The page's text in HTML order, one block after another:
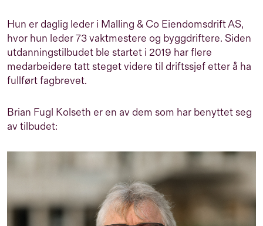
Hun er daglig leder i Malling & Co Eiendomsdrift AS,
hvor hun leder 73 vaktmestere og byggdriftere. Siden
utdanningstilbudet ble startet i 2019 har flere
medarbeidere tatt steget videre til driftssjef etter å ha
fullført fagbrevet.
Brian Fugl Kolseth er en av dem som har benyttet seg
av tilbudet: